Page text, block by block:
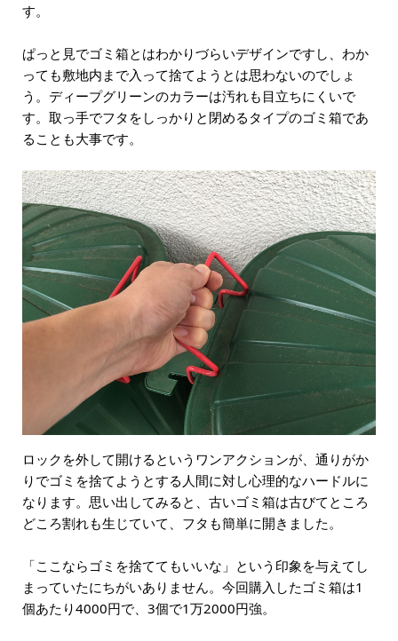
す。
ぱっと見でゴミ箱とはわかりづらいデザインですし、わか
っても敷地内まで入って捨てようとは思わないのでしょ
う。ディープグリーンのカラーは汚れも目立ちにくいで
す。取っ手でフタをしっかりと閉めるタイプのゴミ箱であ
ることも大事です。
ロックを外して開けるというワンアクションが、通りがか
りでゴミを捨てようとする人間に対し心理的なハードルに
なります。思い出してみると、古いゴミ箱は古びてところ
どころ割れも生じていて、フタも簡単に開きました。
「ここならゴミを捨ててもいいな」という印象を与えてし
まっていたにちがいありません。今回購入したゴミ箱は1
個あたり4000円で、3個で1万2000円強。